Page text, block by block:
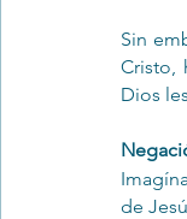
Sin
Cristo,
Dios
de